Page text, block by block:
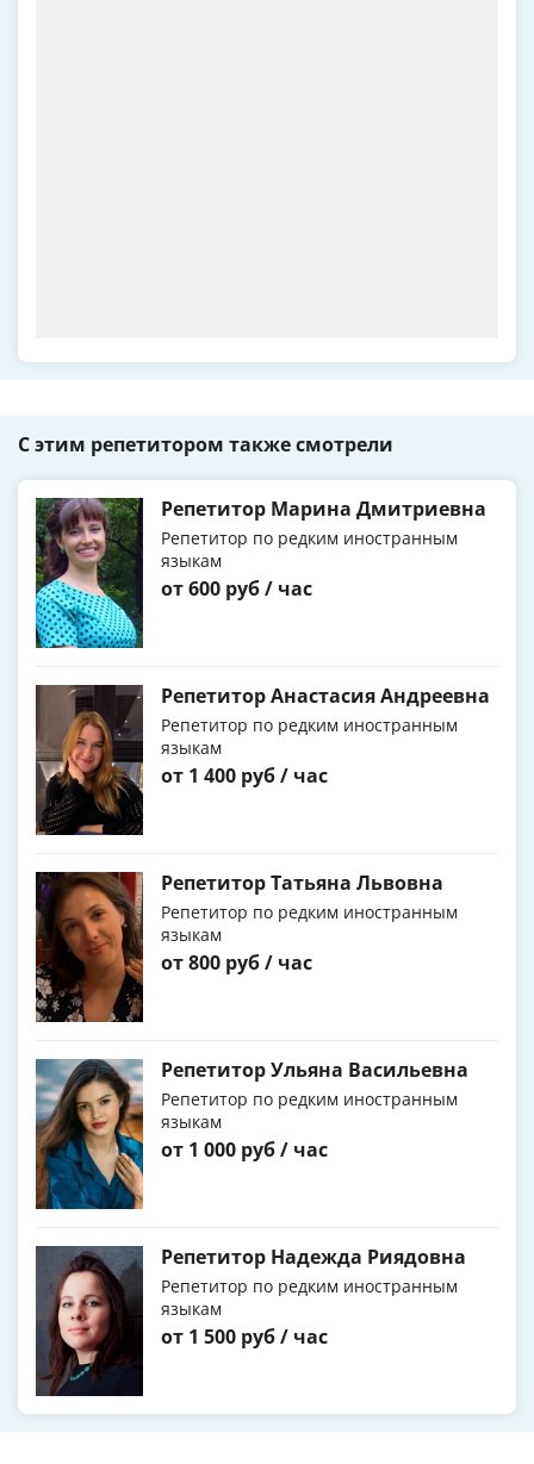
С этим репетитором также смотрели
Репетитор Марина Дмитриевна
Репетитор по редким иностранным
языкам
от 600 руб / час
Репетитор Анастасия Андреевна
Репетитор по редким иностранным
языкам
от 1 400 руб / час
Репетитор Татьяна Львовна
Репетитор по редким иностранным
языкам
от 800 руб / час
Репетитор Ульяна Васильевна
Репетитор по редким иностранным
языкам
от 1 000 руб / час
Репетитор Надежда Риядовна
Репетитор по редким иностранным
языкам
от 1 500 руб / час